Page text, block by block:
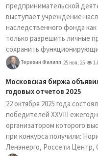
предпринимательской
выступает учреждение
наследственного фонда
только разрешить личные
сохранить
Терехин Филипп 25 ноя, 25
Московская биржа
годовых отчетов 2025
22 октября 2025 года
победителей XXVIII
организатором которого
при конкурса получили:
Ленэнерго, Россети Центр,